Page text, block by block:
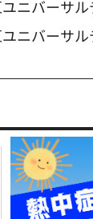
ニバーサ
ニバーサ